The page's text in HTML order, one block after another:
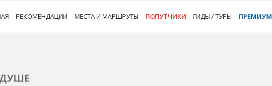
РЕКОМЕНДАЦИИ МЕСТА И МАРШРУТЫ ПОПУТЧИКИ ГИДЫ / ТУРЫ ПРЕМИУМ